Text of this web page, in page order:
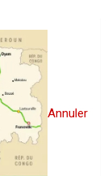
Annuler